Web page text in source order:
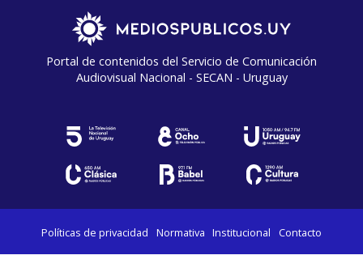
Portal de contenidos del Servicio de Comunicación
Audiovisual Nacional - SECAN - Uruguay
Políticas de privacidad Normativa Institucional Contacto